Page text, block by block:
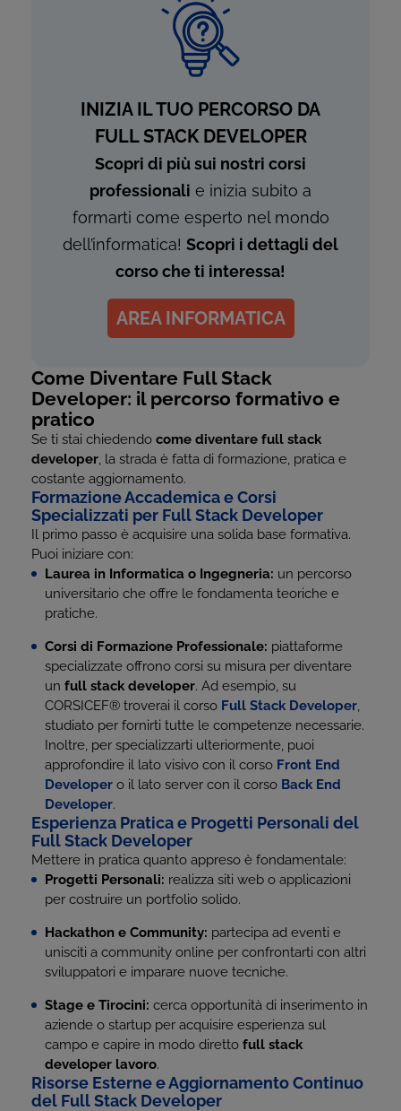
INIZIA IL TUO PERCORSO DA
FULL STACK DEVELOPER
Scopri di più sui nostri corsi
professionali e inizia subito a
formarti come esperto nel mondo
dell’informatica! Scopri i dettagli del
corso che ti interessa!
AREA INFORMATICA
Come Diventare Full Stack
Developer: il percorso formativo e
pratico
Se ti stai chiedendo come diventare full stack
developer, la strada è fatta di formazione, pratica e
costante aggiornamento.
Formazione Accademica e Corsi
Specializzati per Full Stack Developer
Il primo passo è acquisire una solida base formativa.
Puoi iniziare con:
Laurea in Informatica o Ingegneria: un percorso
universitario che offre le fondamenta teoriche e
pratiche.
Corsi di Formazione Professionale: piattaforme
specializzate offrono corsi su misura per diventare
un full stack developer. Ad esempio, su
CORSICEF® troverai il corso Full Stack Developer,
studiato per fornirti tutte le competenze necessarie.
Inoltre, per specializzarti ulteriormente, puoi
approfondire il lato visivo con il corso Front End
Developer o il lato server con il corso Back End
Developer.
Esperienza Pratica e Progetti Personali del
Full Stack Developer
Mettere in pratica quanto appreso è fondamentale:
Progetti Personali: realizza siti web o applicazioni
per costruire un portfolio solido.
Hackathon e Community: partecipa ad eventi e
unisciti a community online per confrontarti con altri
sviluppatori e imparare nuove tecniche.
Stage e Tirocini: cerca opportunità di inserimento in
aziende o startup per acquisire esperienza sul
campo e capire in modo diretto full stack
developer lavoro.
Risorse Esterne e Aggiornamento Continuo
del Full Stack Developer